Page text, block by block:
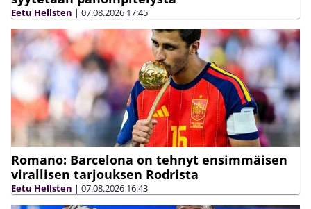
Eetu Hellsten | 07.08.2026 17:45
Romano: Barcelona on tehnyt ensimmäisen
virallisen tarjouksen Rodrista
Eetu Hellsten | 07.08.2026 16:43